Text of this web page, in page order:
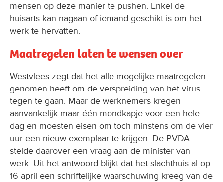
mensen op deze manier te pushen. Enkel de
huisarts kan nagaan of iemand geschikt is om het
werk te hervatten.
Maatregelen laten te wensen over
Westvlees zegt dat het alle mogelijke maatregelen
genomen heeft om de verspreiding van het virus
tegen te gaan. Maar de werknemers kregen
aanvankelijk maar één mondkapje voor een hele
dag en moesten eisen om toch minstens om de vier
uur een nieuw exemplaar te krijgen. De PVDA
stelde daarover een vraag aan de minister van
werk. Uit het antwoord blijkt dat het slachthuis al op
16 april een schriftelijke waarschuwing kreeg van de